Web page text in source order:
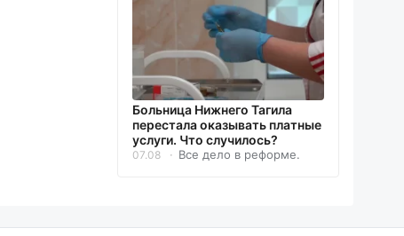
Больница Нижнего Тагила
перестала оказывать платные
услуги. Что случилось?
07.08 Все дело в реформе.